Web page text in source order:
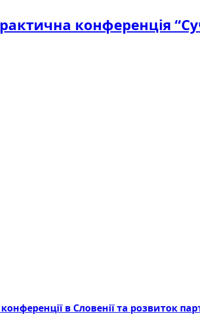
конференція
в Словенії та розвиток